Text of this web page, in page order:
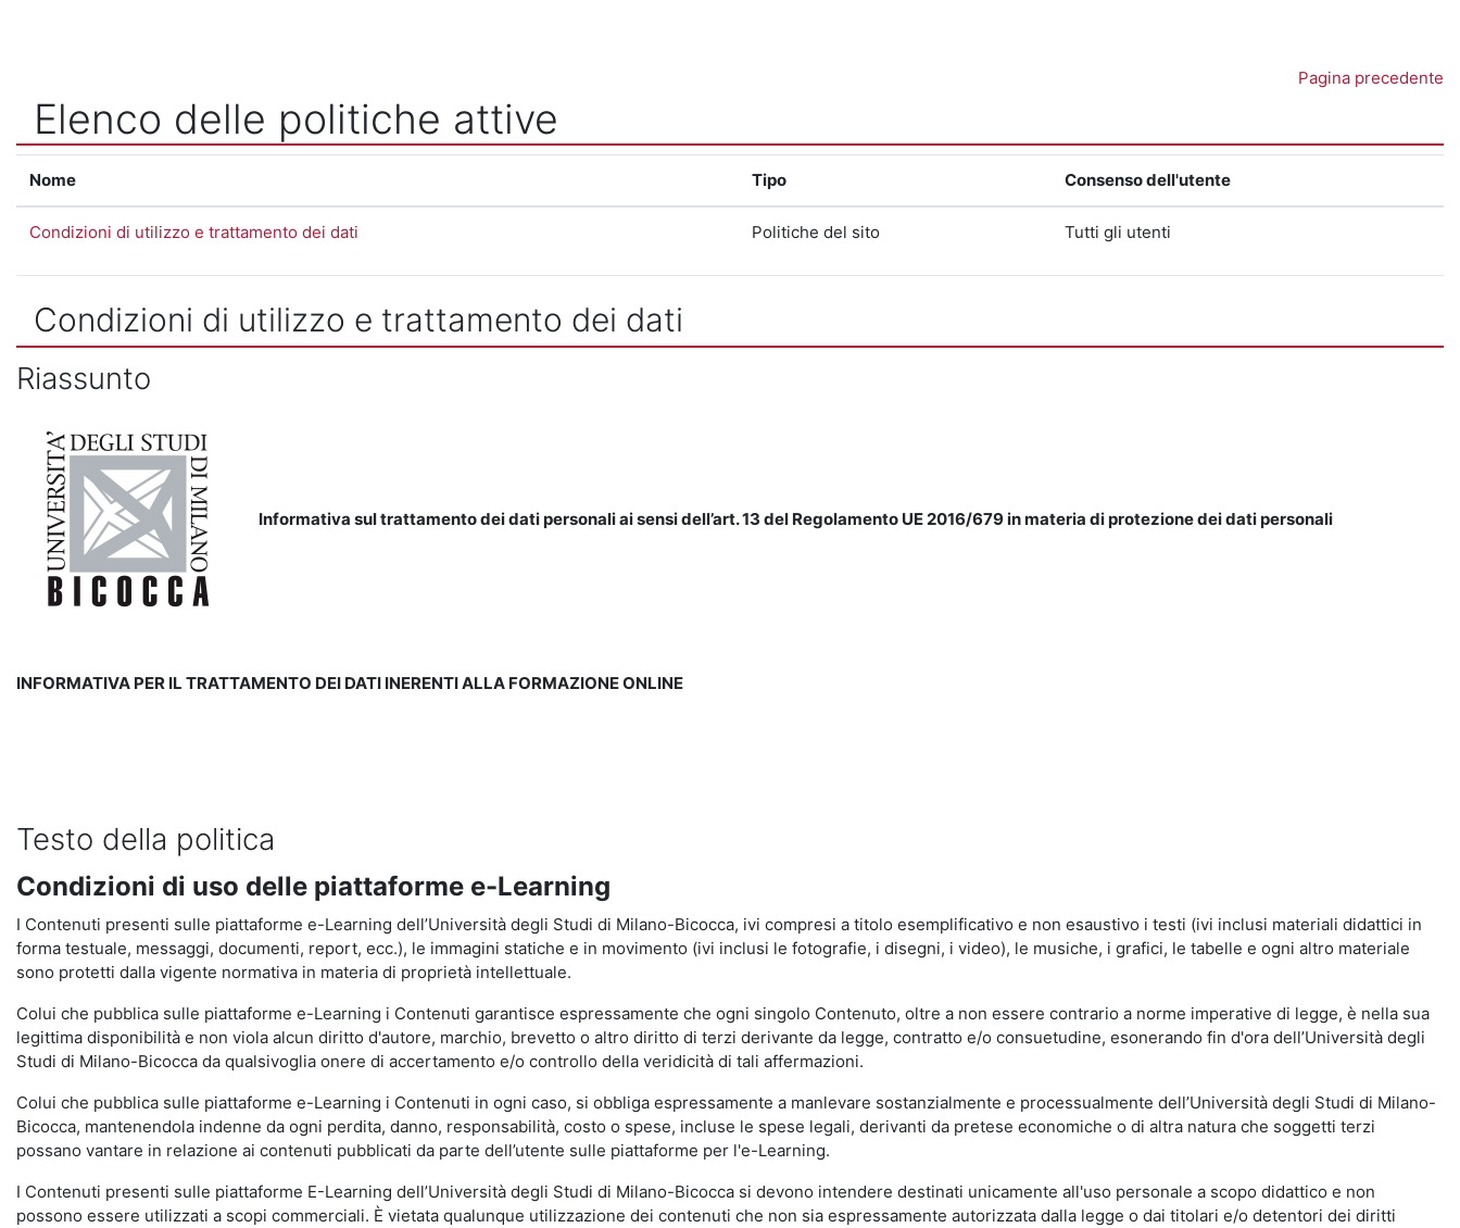
Pagina precedente
Elenco delle politiche attive
Nome Tipo Consenso dell'utente
Condizioni di utilizzo e trattamento dei dati Politiche del sito Tutti gli utenti
Condizioni di utilizzo e trattamento dei dati
Riassunto
Informativa sul trattamento dei dati personali ai sensi dell’art. 13 del Regolamento UE 2016/679 in materia di protezione dei dati personali
INFORMATIVA PER IL TRATTAMENTO DEI DATI INERENTI ALLA FORMAZIONE ONLINE
Testo della politica
Condizioni di uso delle piattaforme e-Learning
I Contenuti presenti sulle piattaforme e-Learning dell’Università degli Studi di Milano-Bicocca, ivi compresi a titolo esemplificativo e non esaustivo i testi (ivi inclusi materiali didattici in
forma testuale, messaggi, documenti, report, ecc.), le immagini statiche e in movimento (ivi inclusi le fotografie, i disegni, i video), le musiche, i grafici, le tabelle e ogni altro materiale
sono protetti dalla vigente normativa in materia di proprietà intellettuale.
Colui che pubblica sulle piattaforme e-Learning i Contenuti garantisce espressamente che ogni singolo Contenuto, oltre a non essere contrario a norme imperative di legge, è nella sua
legittima disponibilità e non viola alcun diritto d'autore, marchio, brevetto o altro diritto di terzi derivante da legge, contratto e/o consuetudine, esonerando fin d'ora dell’Università degli
Studi di Milano-Bicocca da qualsivoglia onere di accertamento e/o controllo della veridicità di tali affermazioni.
Colui che pubblica sulle piattaforme e-Learning i Contenuti in ogni caso, si obbliga espressamente a manlevare sostanzialmente e processualmente dell’Università degli Studi di Milano-
Bicocca, mantenendola indenne da ogni perdita, danno, responsabilità, costo o spese, incluse le spese legali, derivanti da pretese economiche o di altra natura che soggetti terzi
possano vantare in relazione ai contenuti pubblicati da parte dell’utente sulle piattaforme per l'e-Learning.
I Contenuti presenti sulle piattaforme E-Learning dell’Università degli Studi di Milano-Bicocca si devono intendere destinati unicamente all'uso personale a scopo didattico e non
possono essere utilizzati a scopi commerciali. È vietata qualunque utilizzazione dei contenuti che non sia espressamente autorizzata dalla legge o dai titolari e/o detentori dei diritti